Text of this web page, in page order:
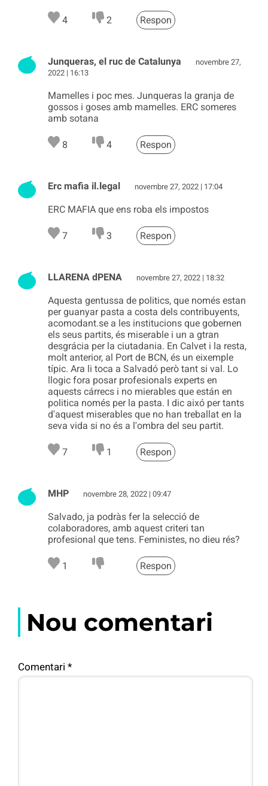
4 2 Respon
Junqueras, el ruc de Catalunya
novembre 27,
2022 | 16:13
Mamelles i poc mes. Junqueras la granja de
gossos i goses amb mamelles. ERC someres
amb sotana
8 4 Respon
Erc mafia il.legal novembre 27, 2022 | 17:04
ERC MAFIA que ens roba els impostos
7 3 Respon
LLARENA dPENA novembre 27, 2022 | 18:32
Aquesta gentussa de politics, que només estan
per guanyar pasta a costa dels contribuyents,
acomodant.se a les institucions que gobernen
els seus partits, és miserable i un a gtran
desgrácia per la ciutadania. En Calvet i la resta,
molt anterior, al Port de BCN, és un eixemple
típic. Ara li toca a Salvadó però tant si val. Lo
llogic fora posar profesionals experts en
aquests cárrecs i no mierables que están en
politica només per la pasta. I dic aixó per tants
d'aquest miserables que no han treballat en la
seva vida si no és a l'ombra del seu partit.
7 1 Respon
MHP novembre 28, 2022 | 09:47
Salvado, ja podràs fer la selecció de
colaboradores, amb aquest criteri tan
profesional que tens. Feministes, no dieu rés?
1 Respon
Nou comentari
Comentari *